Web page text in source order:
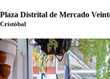
Plaza Distrital de Mercado
Cristóbal